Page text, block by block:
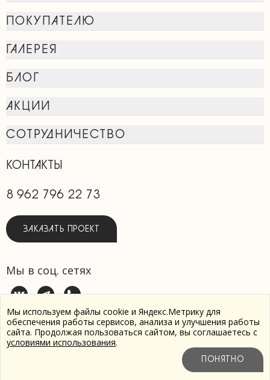
ПОКУПАТЕЛЮ
ГАЛЕРЕЯ
БЛОГ
АКЦИИ
СОТРУДНИЧЕСТВО
КОНТАКТЫ
8 962 796 22 73
ЗАКАЗАТЬ ПРОЕКТ
Мы в соц. сетях
Пользовательское соглашение
Политика обработки персональных данных
Мы используем файлы cookie и Яндекс.Метрику для
обеспечения работы сервисов, анализа и улучшения работы
сайта. Продолжая пользоваться сайтом, вы соглашаетесь с
условиями использования.
ПОНЯТНО